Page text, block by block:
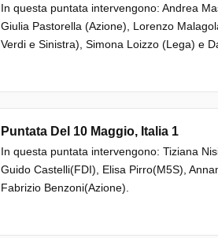
In questa puntata intervengono: Andrea
Giulia Pastorella (Azione), Lorenzo
Verdi e Sinistra), Simona Loizzo (Lega) e
Puntata Del 10 Maggio, Italia 1
In questa puntata intervengono: Tiziana
Guido Castelli(FDI), Elisa Pirro(M5S),
Fabrizio Benzoni(Azione).